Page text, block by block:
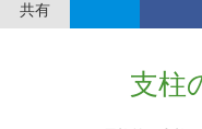
共有
支柱